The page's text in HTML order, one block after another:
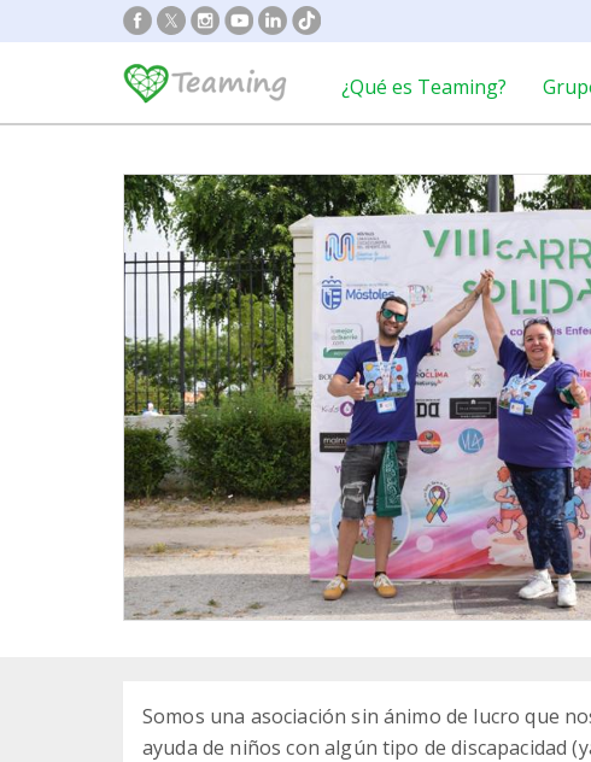
¿Qué es Teaming?
Somos una asociación sin ánimo de lucro que
ayuda de niños con algún tipo de discapacidad